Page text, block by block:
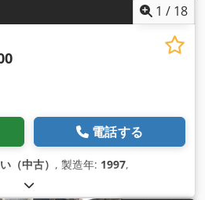
1 / 18
電話する
（中古） , 製造年: 1997,